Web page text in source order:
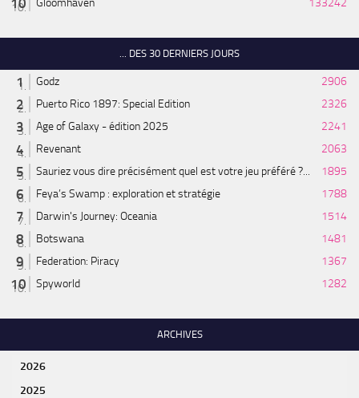
Gloomhaven
133242
... DES 30 DERNIERS JOURS
Godz
2906
Puerto Rico 1897: Special Edition
2326
Age of Galaxy - édition 2025
2241
Revenant
2063
Sauriez vous dire précisément quel est votre jeu préféré ?...
1895
Feya’s Swamp : exploration et stratégie
1788
Darwin's Journey: Oceania
1514
Botswana
1481
Federation: Piracy
1367
Spyworld
1282
ARCHIVES
2026
2025